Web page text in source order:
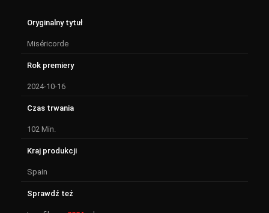
Oryginalny tytuł
Miséricorde
Rok premiery
2024-10-16
Czas trwania
102 Min.
Kraj produkcji
Spain
Sprawdź też